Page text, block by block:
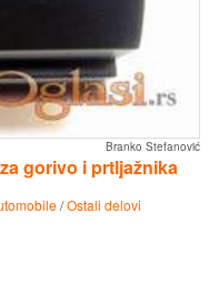
Branko Stefanović
gorivo i prtljažnika
/Ostali delovi